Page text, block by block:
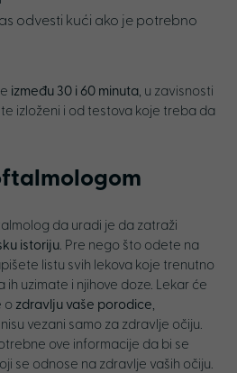
odvesti kući ako je potrebno
između 30 i 60 minuta, u zavisnosti
izloženi i od testova koje treba da
da uradi je da zatraži
istoriju. Pre nego što odete na
listu svih lekova koje trenutno
uzimate i njihove doze. Lekar će
o zdravlju vaše porodice,
vezani samo za zdravlje očiju.
ove informacije da bi se
se odnose na zdravlje vaših očiju.